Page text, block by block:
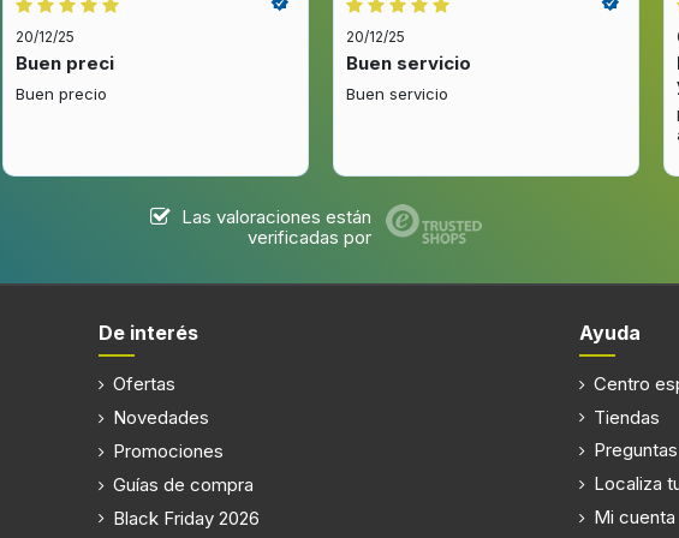
Aluminio
2 pieza(s)
Tipo de bombilla
20/12/25
Buen preci
Buen precio
20/12/25
Buen servicio
Buen servicio
Las valoraciones están
verificadas por
De interés
Ofertas
Novedades
Promociones
Guías de compra
Black Friday 2026
Ayuda
Centro
Tiendas
Localiza
Mi cuenta